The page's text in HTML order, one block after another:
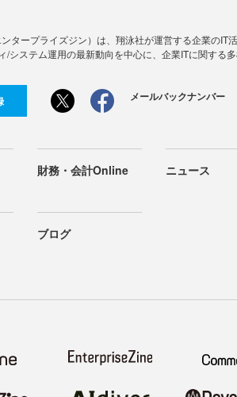
ンタープライズジン）は、翔泳社が運営する企業の
/システム運用の最新動向を中心に、企業ITに関する
メールバックナンバー
財務・会計Online ニュース
ブログ